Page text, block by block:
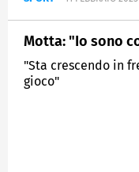
Motta: "Io sono
"Sta crescendo in
gioco"